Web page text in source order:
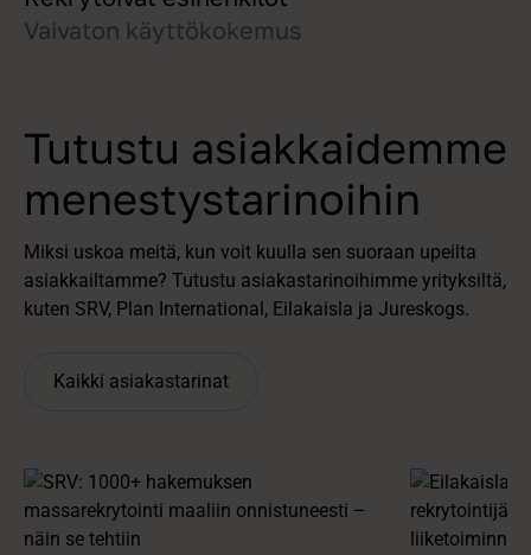
Vaivaton käyttökokemus
Tutustu asiakkaidemme
menestystarinoihin
Miksi uskoa meitä, kun voit kuulla sen suoraan upeilta
asiakkailtamme? Tutustu asiakastarinoihimme yrityksiltä,
kuten SRV, Plan International, Eilakaisla ja Jureskogs.
Kaikki asiakastarinat